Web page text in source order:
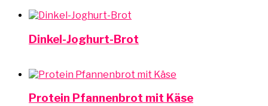
Dinkel-Joghurt-Brot
Protein Pfannenbrot mit Käse